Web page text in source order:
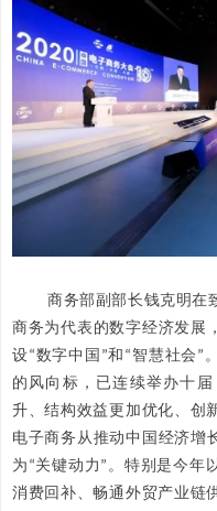
商务部副部长钱克明在
商务为代表的数字经济发展
设“数字中国”和“智慧社会”
的风向标，已连续举办十
升、结构效益更加优化、创
电子商务从推动中国经济增
为“关键动力”。特别是今年
消费回补、畅通外贸产业链